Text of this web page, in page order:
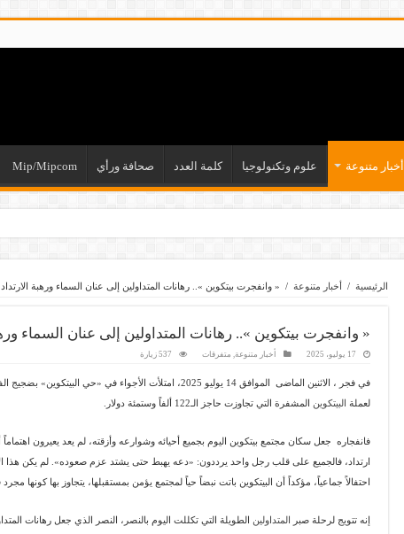
أخبار متنوعة علوم وتكنولوجيا كلمة العدد صحافة ورأي Mip/Mipcom
الرئيسية / أخبار متنوعة / « وانفجرت بيتكوين ».. رهانات المتداولين إلى عنان السماء ورهبة
« وانفجرت بيتكوين ».. رهانات المتداولين إلى عنان السماء
17 يوليو، 2025 أخبار متنوعة, متفرقات 537 زيارة
في فجر ، الاثنين الماضى الموافق 14 يوليو 2025، امتلأت الأجواء في «حي
لعملة البيتكوين المشفرة التي تجاوزت حاجز الـ122 ألفاً وستمئة دولار.
فانفجاره جعل سكان مجتمع بيتكوين اليوم بجميع أحيائه وشوارعه وأزقته، لم يعد يعيرون
ارتداد، فالجميع على قلب رجل واحد يرددون: «دعه يهبط حتى يشتد عزم صعوده». لم يكن هذا
احتفالاً جماعياً، مؤكداً أن البيتكوين باتت نبضاً حياً لمجتمع يؤمن بمستقبلها، يتجاوز بها كونها مجرد
إنه تتويج لرحلة صبر المتداولين الطويلة التي تكللت اليوم بالنصر، النصر الذي جعل رهانات